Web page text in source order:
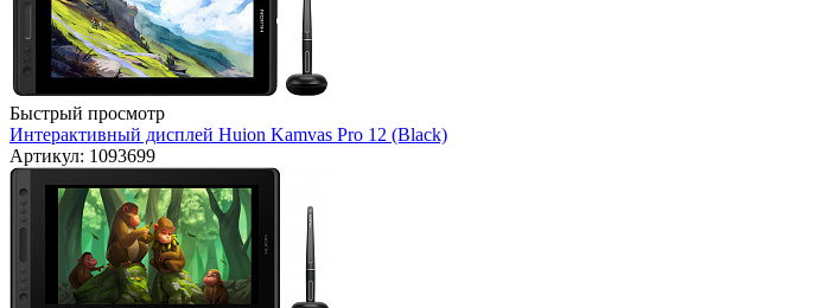
Быстрый просмотр
Интерактивный дисплей Huion Kamvas Pro 12 (Black)
Артикул: 1093699